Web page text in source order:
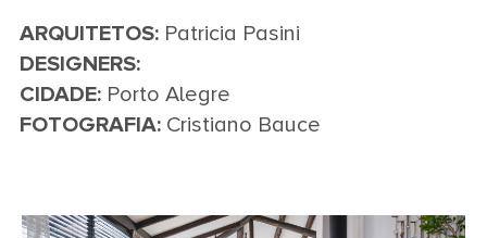
ARQUITETOS:Patricia Pasini
DESIGNERS:
CIDADE:Porto Alegre
FOTOGRAFIA:Cristiano Bauce